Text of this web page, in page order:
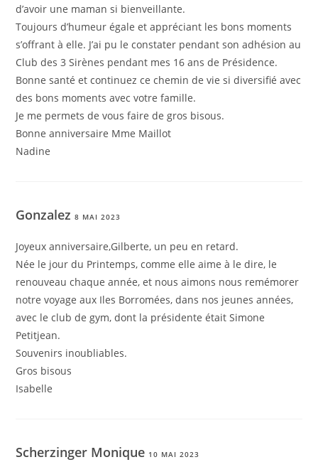
d’avoir une maman si bienveillante.
Toujours d’humeur égale et appréciant les bons moments
s’offrant à elle. J’ai pu le constater pendant son adhésion au
Club des 3 Sirènes pendant mes 16 ans de Présidence.
Bonne santé et continuez ce chemin de vie si diversifié avec
des bons moments avec votre famille.
Je me permets de vous faire de gros bisous.
Bonne anniversaire Mme Maillot
Nadine
Gonzalez8 MAI 2023
Joyeux anniversaire,Gilberte, un peu en retard.
Née le jour du Printemps, comme elle aime à le dire, le
renouveau chaque année, et nous aimons nous remémorer
notre voyage aux Iles Borromées, dans nos jeunes années,
avec le club de gym, dont la présidente était Simone
Petitjean.
Souvenirs inoubliables.
Gros bisous
Isabelle
Scherzinger Monique 10 MAI 2023